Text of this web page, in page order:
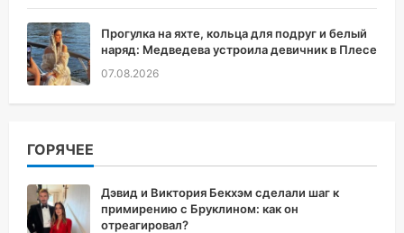
Прогулка на яхте, кольца для подруг и белый
наряд: Медведева устроила девичник в Плесе
07.08.2026
ГОРЯЧЕЕ
Дэвид и Виктория Бекхэм сделали шаг к
примирению с Бруклином: как он
отреагировал?